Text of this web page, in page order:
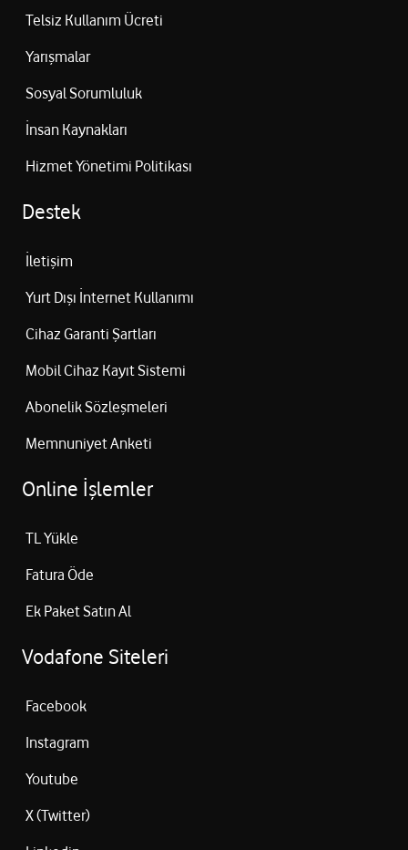
Telsiz Kullanım Ücreti
Yarışmalar
Sosyal Sorumluluk
İnsan Kaynakları
Hizmet Yönetimi Politikası
Destek
İletişim
Yurt Dışı İnternet Kullanımı
Cihaz Garanti Şartları
Mobil Cihaz Kayıt Sistemi
Abonelik Sözleşmeleri
Memnuniyet Anketi
Online İşlemler
TL Yükle
Fatura Öde
Ek Paket Satın Al
Vodafone Siteleri
Facebook
Instagram
Youtube
X (Twitter)